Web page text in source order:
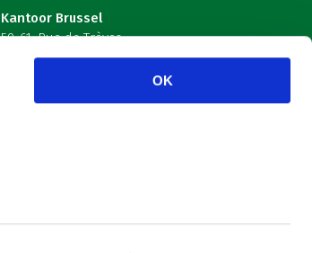
OK
Kantoor Brussel
59-61, Rue de Trèves
B-1040 Brussel – België
Volg ons